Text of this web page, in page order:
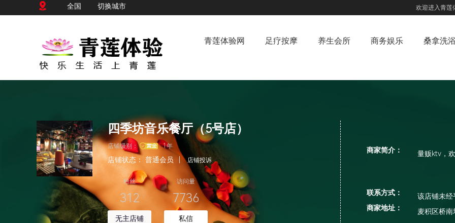
全国 切换城市 欢迎进入青莲
青莲体验网 足疗按摩 养生会所 商务娱乐 桑拿洗
四季坊音乐餐厅（5号店）
店铺级别： 1年
店铺状态： 普通会员 店铺投诉
粉丝
312
无主店铺
访问量
7736
私信
商家简介： 量贩ktv，
联系方式：
该店铺未经
商家地址：
麦积区桥